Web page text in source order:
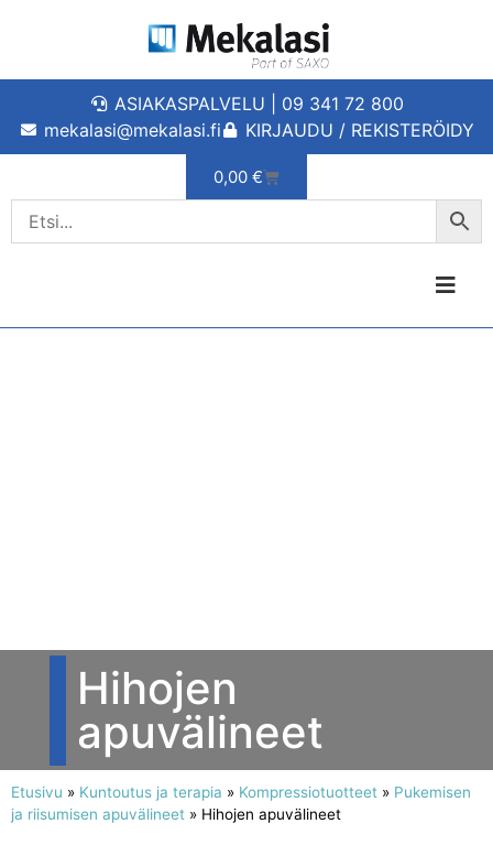
ASIAKASPALVELU | 09 341 72 800
mekalasi@mekalasi.fi
KIRJAUDU / REKISTERÖIDY
0,00 €
Hihojen
apuvälineet
Etusivu » Kuntoutus ja terapia » Kompressiotuotteet » Pukemisen
ja riisumisen apuvälineet » Hihojen apuvälineet